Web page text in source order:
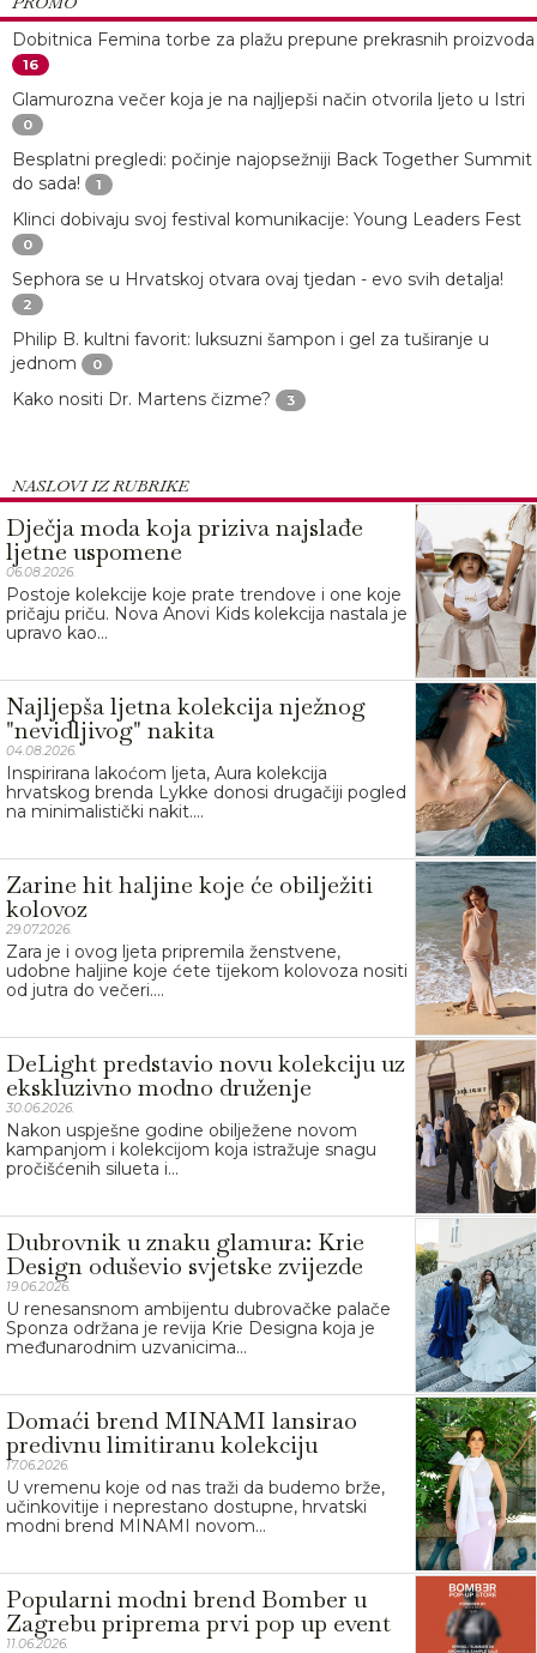
Dobitnica Femina torbe za plažu prepune prekrasnih proizvoda
16
Glamurozna večer koja je na najljepši način otvorila ljeto u Istri
0
Besplatni pregledi: počinje najopsežniji Back Together Summit
do sada!
1
Klinci dobivaju svoj festival komunikacije: Young Leaders Fest
0
Sephora se u Hrvatskoj otvara ovaj tjedan - evo svih detalja!
2
Philip B. kultni favorit: luksuzni šampon i gel za tuširanje u
jednom
0
Kako nositi Dr. Martens čizme? 3
NASLOVI IZ RUBRIKE
Dječja moda koja priziva najslađe
ljetne uspomene
06.08.2026.
Postoje kolekcije koje prate trendove i one koje
pričaju priču. Nova Anovi Kids kolekcija nastala je
upravo kao...
Najljepša ljetna kolekcija nježnog
"nevidljivog" nakita
04.08.2026.
Inspirirana lakoćom ljeta, Aura kolekcija
hrvatskog brenda Lykke donosi drugačiji pogled
na minimalistički nakit....
Zarine hit haljine koje će obilježiti
kolovoz
29.07.2026.
Zara je i ovog ljeta pripremila ženstvene,
udobne haljine koje ćete tijekom kolovoza nositi
od jutra do večeri....
DeLight predstavio novu kolekciju uz
ekskluzivno modno druženje
30.06.2026.
Nakon uspješne godine obilježene novom
kampanjom i kolekcijom koja istražuje snagu
pročišćenih silueta i...
Dubrovnik u znaku glamura: Krie
Design oduševio svjetske zvijezde
19.06.2026.
U renesansnom ambijentu dubrovačke palače
Sponza održana je revija Krie Designa koja je
međunarodnim uzvanicima...
Domaći brend MINAMI lansirao
predivnu limitiranu kolekciju
17.06.2026.
U vremenu koje od nas traži da budemo brže,
učinkovitije i neprestano dostupne, hrvatski
modni brend MINAMI novom...
Popularni modni brend Bomber u
Zagrebu priprema prvi pop up event
11.06.2026.